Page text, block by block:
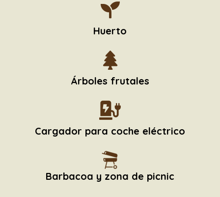
Huerto
Árboles frutales
Cargador para coche eléctrico
Barbacoa y zona de picnic